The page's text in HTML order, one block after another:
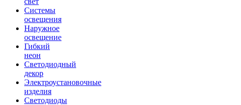
Системы
освещения
Наружное
освещение
Гибкий
неон
Светодиодный
декор
Электроустановочные
изделия
Светодиоды